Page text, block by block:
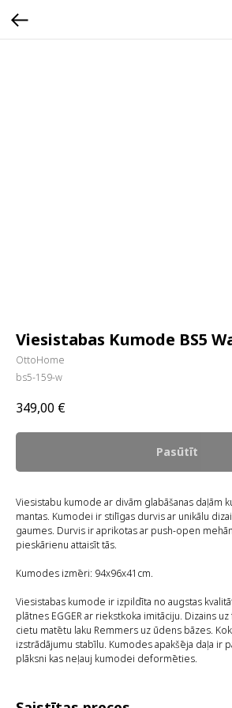
Viesistabas Kumode BS5
OttoHome
bs5-159-w
349,00 €
Pasūtīt
Viesistabu kumode ar divām glabāšanas daļām
mantas. Kumodei ir stilīgas durvis ar unikālu
gaumes. Durvis ir aprikotas ar push-open
pieskārienu attaisīt tās.
Kumodes izmēri: 94x96x41cm.
Viesistabas kumode ir izpildīta no augstas
plātnes EGGER ar riekstkoka imitāciju. Dizains
cietu matētu laku Remmers uz ūdens bāzes.
izstrādājumu stabīlu. Kumodes apakšēja daļa ir
plāksni kas neļauj kumodei deformēties.